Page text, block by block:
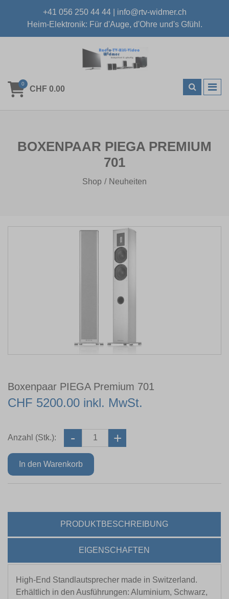
+41 056 250 44 44| info@rtv-widmer.ch
Heim-Elektronik: Für d'Auge, d'Ohre und's Gfühl.
0
CHF 0.00
BOXENPAAR PIEGA PREMIUM
701
Shop Neuheiten
Boxenpaar PIEGA Premium 701
CHF 5200.00 inkl. MwSt.
Anzahl (Stk.):
PRODUKTBESCHREIBUNG
EIGENSCHAFTEN
High-End Standlautsprecher made in Switzerland.
Erhältlich in den Ausführungen: Aluminium, Schwarz,